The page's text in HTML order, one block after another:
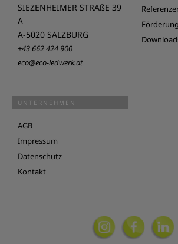
SIEZENHEIMER STRAßE 39
A
A-5020 SALZBURG
+43 662 424 900
eco@eco-ledwerk.at
UNTERNEHMEN
AGB
Impressum
Datenschutz
Kontakt